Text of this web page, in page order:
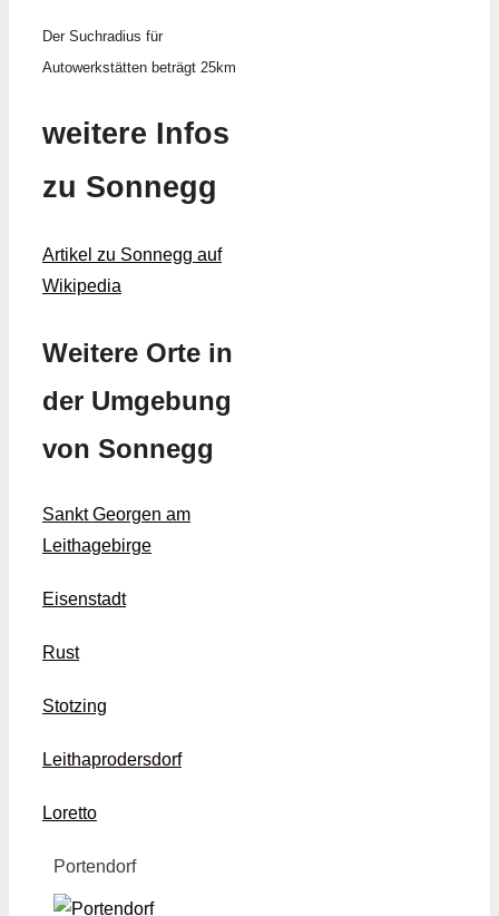
Der Suchradius für
Autowerkstätten beträgt 25km
weitere Infos
zu Sonnegg
Artikel zu Sonnegg auf
Wikipedia
Weitere Orte in
der Umgebung
von Sonnegg
Sankt Georgen am
Leithagebirge
Eisenstadt
Rust
Stotzing
Leithaprodersdorf
Loretto
Portendorf